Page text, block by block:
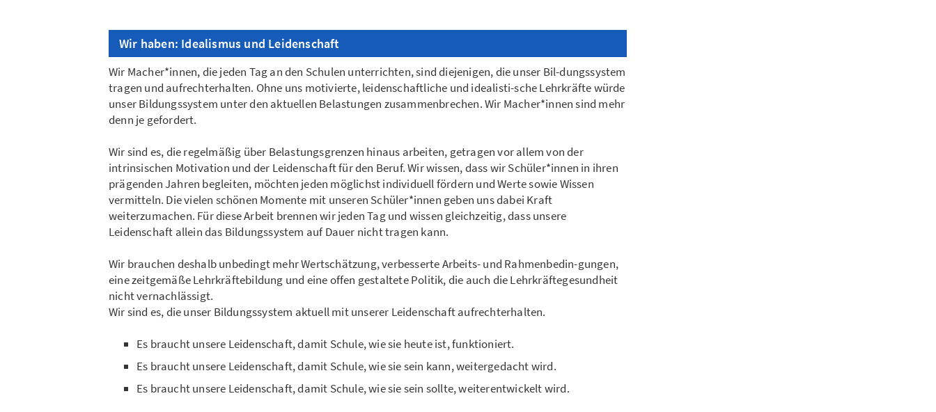
Wir haben: Idealismus und Leidenschaft
Wir Macher*innen, die jeden Tag an den Schulen unterrichten, sind diejenigen, die unser Bil-dungssystem
tragen und aufrechterhalten. Ohne uns motivierte, leidenschaftliche und idealisti-sche Lehrkräfte würde
unser Bildungssystem unter den aktuellen Belastungen zusammenbrechen. Wir Macher*innen sind mehr
denn je gefordert.
Wir sind es, die regelmäßig über Belastungsgrenzen hinaus arbeiten, getragen vor allem von der
intrinsischen Motivation und der Leidenschaft für den Beruf. Wir wissen, dass wir Schüler*innen in ihren
prägenden Jahren begleiten, möchten jeden möglichst individuell fördern und Werte sowie Wissen
vermitteln. Die vielen schönen Momente mit unseren Schüler*innen geben uns dabei Kraft
weiterzumachen. Für diese Arbeit brennen wir jeden Tag und wissen gleichzeitig, dass unsere
Leidenschaft allein das Bildungssystem auf Dauer nicht tragen kann.
Wir brauchen deshalb unbedingt mehr Wertschätzung, verbesserte Arbeits- und Rahmenbedin-gungen,
eine zeitgemäße Lehrkräftebildung und eine offen gestaltete Politik, die auch die Lehrkräftegesundheit
nicht vernachlässigt.
Wir sind es, die unser Bildungssystem aktuell mit unserer Leidenschaft aufrechterhalten.
Es braucht unsere Leidenschaft, damit Schule, wie sie heute ist, funktioniert.
Es braucht unsere Leidenschaft, damit Schule, wie sie sein kann, weitergedacht wird.
Es braucht unsere Leidenschaft, damit Schule, wie sie sein sollte, weiterentwickelt wird.